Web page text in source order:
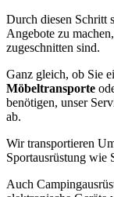
Durch diesen Schritt
Angebote zu
zugeschnitten sind.
Ganz gleich, ob Sie
Möbeltransporte
benötigen, unser
ab.
Wir transportieren
Sportausrüstung wie
Auch